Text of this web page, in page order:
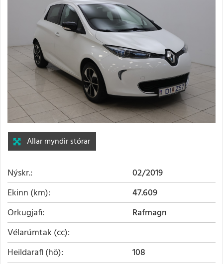
Allar myndir stórar
Nýskr.
02/2019
Ekinn (km)
47.609
Orkugjafi
Rafmagn
Vélarúmtak (cc)
Heildarafl (hö)
108